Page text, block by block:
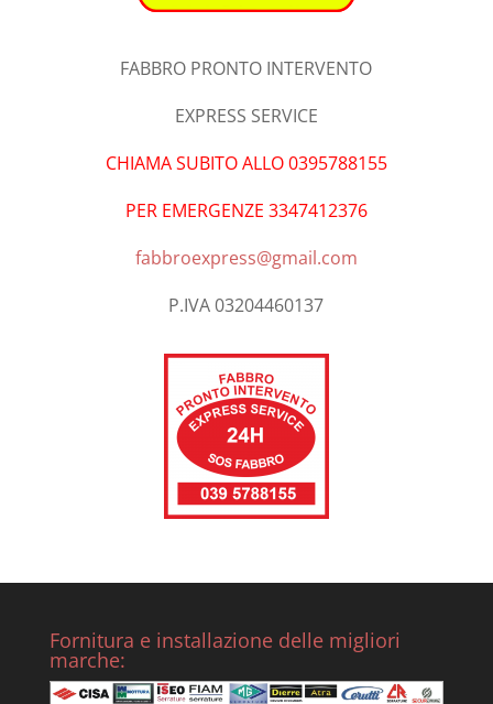
FABBRO PRONTO INTERVENTO
EXPRESS SERVICE
CHIAMA SUBITO ALLO 0395788155
PER EMERGENZE 3347412376
fabbroexpress@gmail.com
P.IVA 03204460137
Fornitura e installazione delle migliori
marche: